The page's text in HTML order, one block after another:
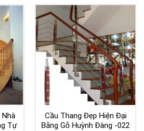
Tự
Cầu Thang Đẹp Hiện Đại
Bằng Gỗ Huỳnh Đàng -022